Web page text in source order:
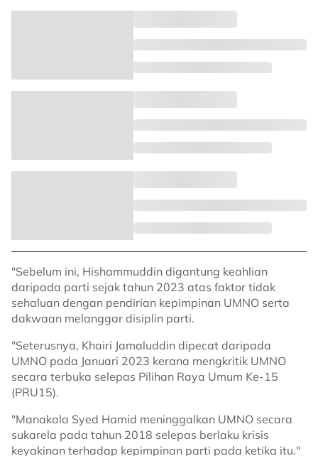
"Sebelum ini, Hishammuddin digantung keahlian
daripada parti sejak tahun 2023 atas faktor tidak
sehaluan dengan pendirian kepimpinan UMNO serta
dakwaan melanggar disiplin parti.
"Seterusnya, Khairi Jamaluddin dipecat daripada
UMNO pada Januari 2023 kerana mengkritik UMNO
secara terbuka selepas Pilihan Raya Umum Ke-15
(PRU15).
"Manakala Syed Hamid meninggalkan UMNO secara
sukarela pada tahun 2018 selepas berlaku krisis
keyakinan terhadap kepimpinan parti pada ketika itu."